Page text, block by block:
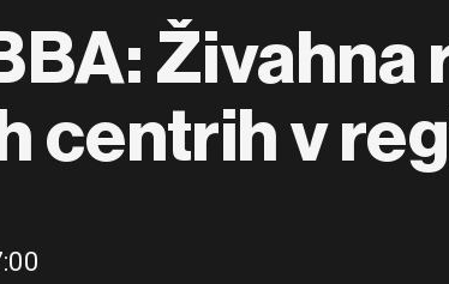
Živahna
centrih v